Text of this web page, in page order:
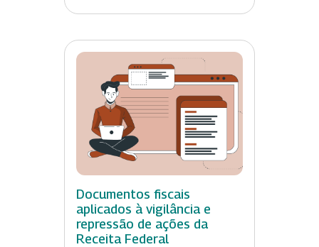
Documentos fiscais
aplicados à vigilância e
repressão de ações da
Receita Federal